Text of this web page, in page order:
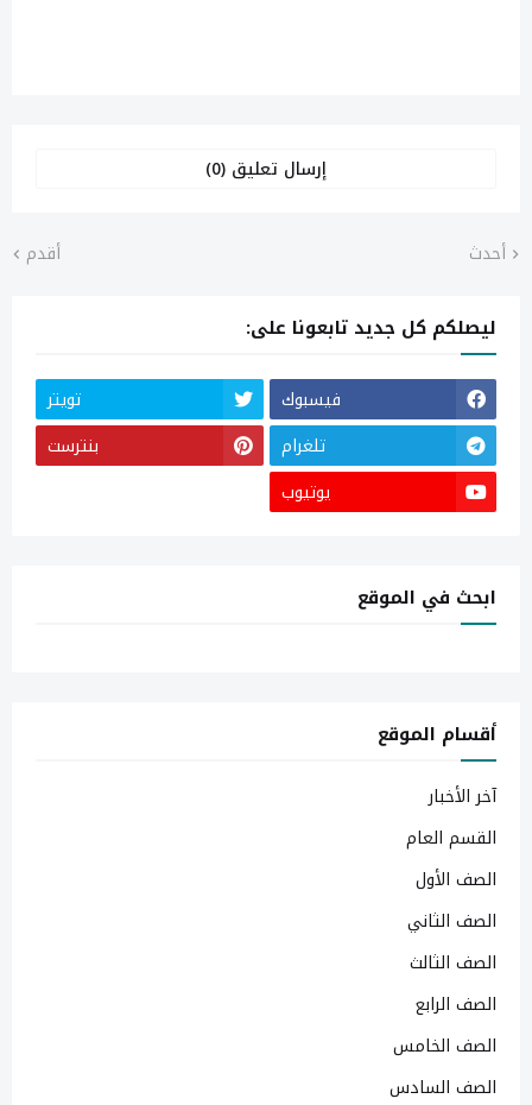
إرسال تعليق (0)
أحدث أقدم
ليصلكم كل جديد تابعونا على:
فيسبوك
تويتر
تلغرام
بنترست
يوتيوب
ابحث في الموقع
أقسام الموقع
آخر الأخبار
القسم العام
الصف الأول
الصف الثاني
الصف الثالث
الصف الرابع
الصف الخامس
الصف السادس